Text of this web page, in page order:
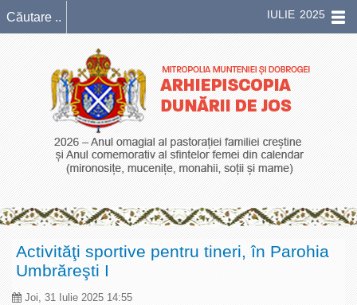
IULIE 2025
Activităţi sportive pentru tineri, în Parohia
Umbrăreşti I
Joi, 31 Iulie 2025 14:55